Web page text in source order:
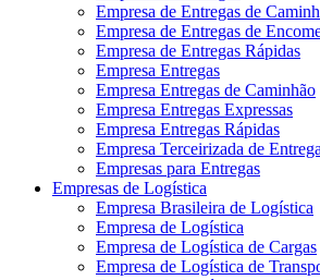
Empresa de Entregas de
Empresa de Entregas de
Empresa de Entregas Rápidas
Empresa Entregas
Empresa Entregas de Caminhão
Empresa Entregas Expressas
Empresa Entregas Rápidas
Empresa Terceirizada de
Empresas para Entregas
Empresas de Logística
Empresa Brasileira de Logística
Empresa de Logística
Empresa de Logística de Cargas
Empresa de Logística de